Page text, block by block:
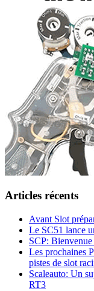
Articles récents
Avant Slot
Le SC51 lance
SCP:
Les prochaines
pistes de slot
Scaleauto: Un
RT3